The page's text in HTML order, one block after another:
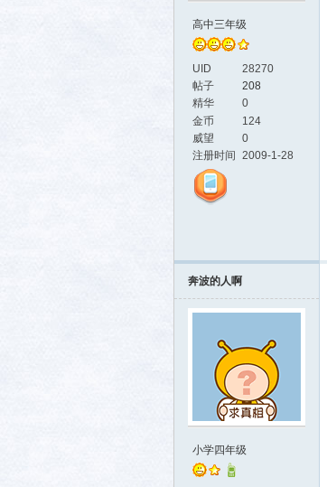
高中三年级
UID
28270
帖子
208
精华
0
金币
124
威望
0
注册时间
2009-1-28
奔波的人啊
小学四年级